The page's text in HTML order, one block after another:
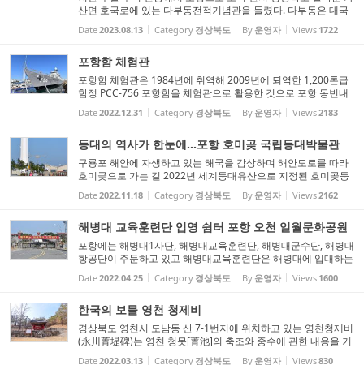
산면 호국로에 있는 다부동전적기념관을 들렸다. 다부동은 대국
북방 22km에 위치한 지역으로 상주와 안동에서 대구로 통하는 5
번, 25번 도로가 합쳐지고, 왜관으로 향하는 903번 지방도로의
Date2023.08.13 Category 경상북도 By 운영자 Views 1722
포항함 체험관
포항함 체험관은 1984년에 취역해 2009년에 퇴역한 1,200톤급
함정 PCC-756 포항함을 체험관으로 활용한 것으로 포항 동빈내
항에 2010년 6월 12일 포항 시민의 날에 개관했다. 포항해상공원
캐릭터테마파크를 돌아보고 인근 동빈큰다리 옆에 있는 포항함
Date2022.12.31 Category 경상북도 By 운영자 Views2183
등대의 역사가 한눈에...포항 호미곶 국립등대박물관
구룡포 해안에 자생하고 있는 해국을 감상하며 해안도로를 따라
호미곶으로 가는 길 2022년 세계등대유산으로 지정된 호미곶등
대가 보인다. 지난번 호미곶등대를 방문하였을때 코로나-19로 인
해 개방하고 있지 않았던 국립등대박물관을 관람 했다. 등대는 고
Date2022.11.18 Category 경상북도 By 운영자 Views2162
해병대 교육훈련단 입영 쉼터 포항 오천 일월문화공원
포항에는 해병대1사단, 해병대교육훈련단, 해병대군수단, 해병대
항공단이 주둔하고 있고 해병대교육훈련단은 해병대에 입대하는
신병들이 매월 입영하는 곳이다. 해병대 입영시 신병들은 기존에
는 교육훈련단 정문 1개소로 입영했으나 주변도로 교통혼잡 현
Date2022.04.25 Category 경상북도 By 운영자 Views 1600
한국의 보물 영천 청제비
경상북도 영천시 도남동 산 7-1번지에 위치하고 있는 영천청제비
(永川菁堤碑)는 영천 청못[菁池]의 축조와 중수에 관한 내용을 기
록한 비석으로 1969년 11월 21일 보물 제517호로 지정됐다. 이
Date2022.03.13 Category 경상북도 By 운영자 Views830